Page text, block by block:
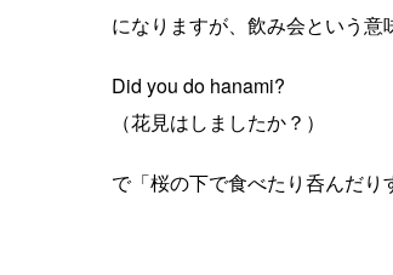
になりますが、飲み会という
Did you do hanami?
（花見はしましたか？）
で「桜の下で食べたり呑んだり